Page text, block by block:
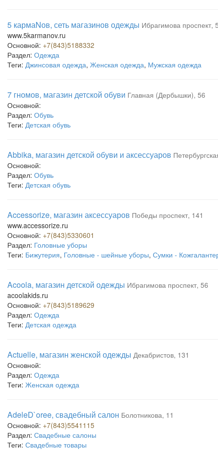
5 кармаNов, сеть магазинов одежды Ибрагимова проспект,
www.5karmanov.ru
Основной: +7(843)5188332
Раздел: Одежда
Теги: Джинсовая одежда, Женская одежда, Мужская одежда
7 гномов, магазин детской обуви Главная (Дербышки), 56
Основной:
Раздел: Обувь
Теги: Детская обувь
Abbika, магазин детской обуви и аксессуаров
Основной:
Раздел: Обувь
Теги: Детская обувь
Accessorize, магазин аксессуаров Победы проспект, 141
www.accessorize.ru
Основной: +7(843)5330601
Раздел: Головные уборы
Теги: Бижутерия, Головные - шейные уборы, Сумки -
Acoola, магазин детской одежды Ибрагимова проспект, 56
acoolakids.ru
Основной: +7(843)5189629
Раздел: Одежда
Теги: Детская одежда
Actuelle, магазин женской одежды Декабристов, 131
Основной:
Раздел: Одежда
Теги: Женская одежда
AdeleD`oree, свадебный салон Болотникова, 11
Основной: +7(843)5541115
Раздел: Свадебные салоны
Теги: Свадебные товары